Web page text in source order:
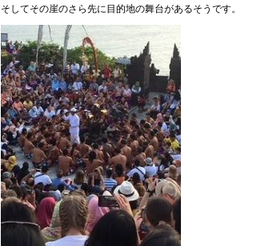
そしてその崖のさら先に目的地の舞台があるそうです。